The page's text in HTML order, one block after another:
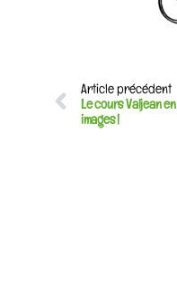
Article précédent
Le cours Valjean en
images !